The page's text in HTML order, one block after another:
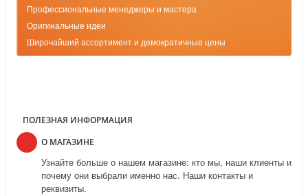
Профессиональные менеджеры и мастера
Оригинальные идеи
Широчайший ассортимент и демократичные цены
ПОЛЕЗНАЯ ИНФОРМАЦИЯ
О МАГАЗИНЕ
Узнайте больше о нашем магазине: кто мы, наши клиенты и
почему они выбрали именно нас. Наши контакты и
реквизиты.